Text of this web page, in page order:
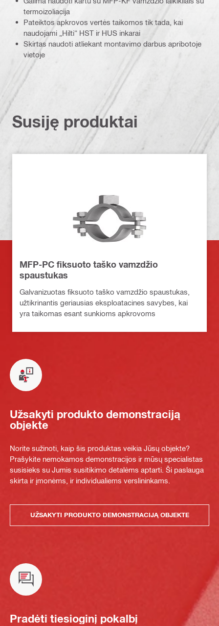
termoizoliacija
Pateiktos apkrovos vertės taikomos tik tada, kai
naudojami „Hilti“ HST ir HUS inkarai
Skirtas naudoti atliekant montavimo darbus apribotoje
vietoje
Susiję produktai
MFP-PC fiksuoto taško vamzdžio
spaustukas
Galvanizuotas fiksuoto taško vamzdžio spaustukas,
užtikrinantis geriausias eksploatacines savybes, kai
yra taikomas esant sunkioms apkrovoms
Užsakyti produkto demonstraciją
objekte
Norite sužinoti, kaip šis produktas veikia Jūsų objekte?
Prašykite nemokamos demonstracijos ir mūsų specialistas
susisieks su Jumis susitikimo detalėms aptarti. Ši paslauga
skirta ir įmonėms, ir individualiems verslininkams.
UŽSAKYTI PRODUKTO DEMONSTRACIJĄ OBJEKTE
Pradėti tiesioginį pokalbį